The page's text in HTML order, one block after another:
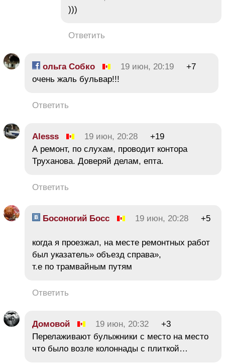
)))
Ответить
ольга Собко 19 июн, 20:19
+7
очень жаль бульвар!!!
Ответить
Alesss 19 июн, 20:28
+19
А ремонт, по слухам, проводит контора
Труханова. Доверяй делам, епта.
Ответить
Босоногий Босс 19 июн, 20:28 +5
когда я проезжал, на месте ремонтных работ
был указатель» объезд справа»,
т.е по трамвайным путям
Ответить
Домовой 19 июн, 20:32
+3
Перелаживают булыжники с место на место
что было возле колоннады с плиткой…